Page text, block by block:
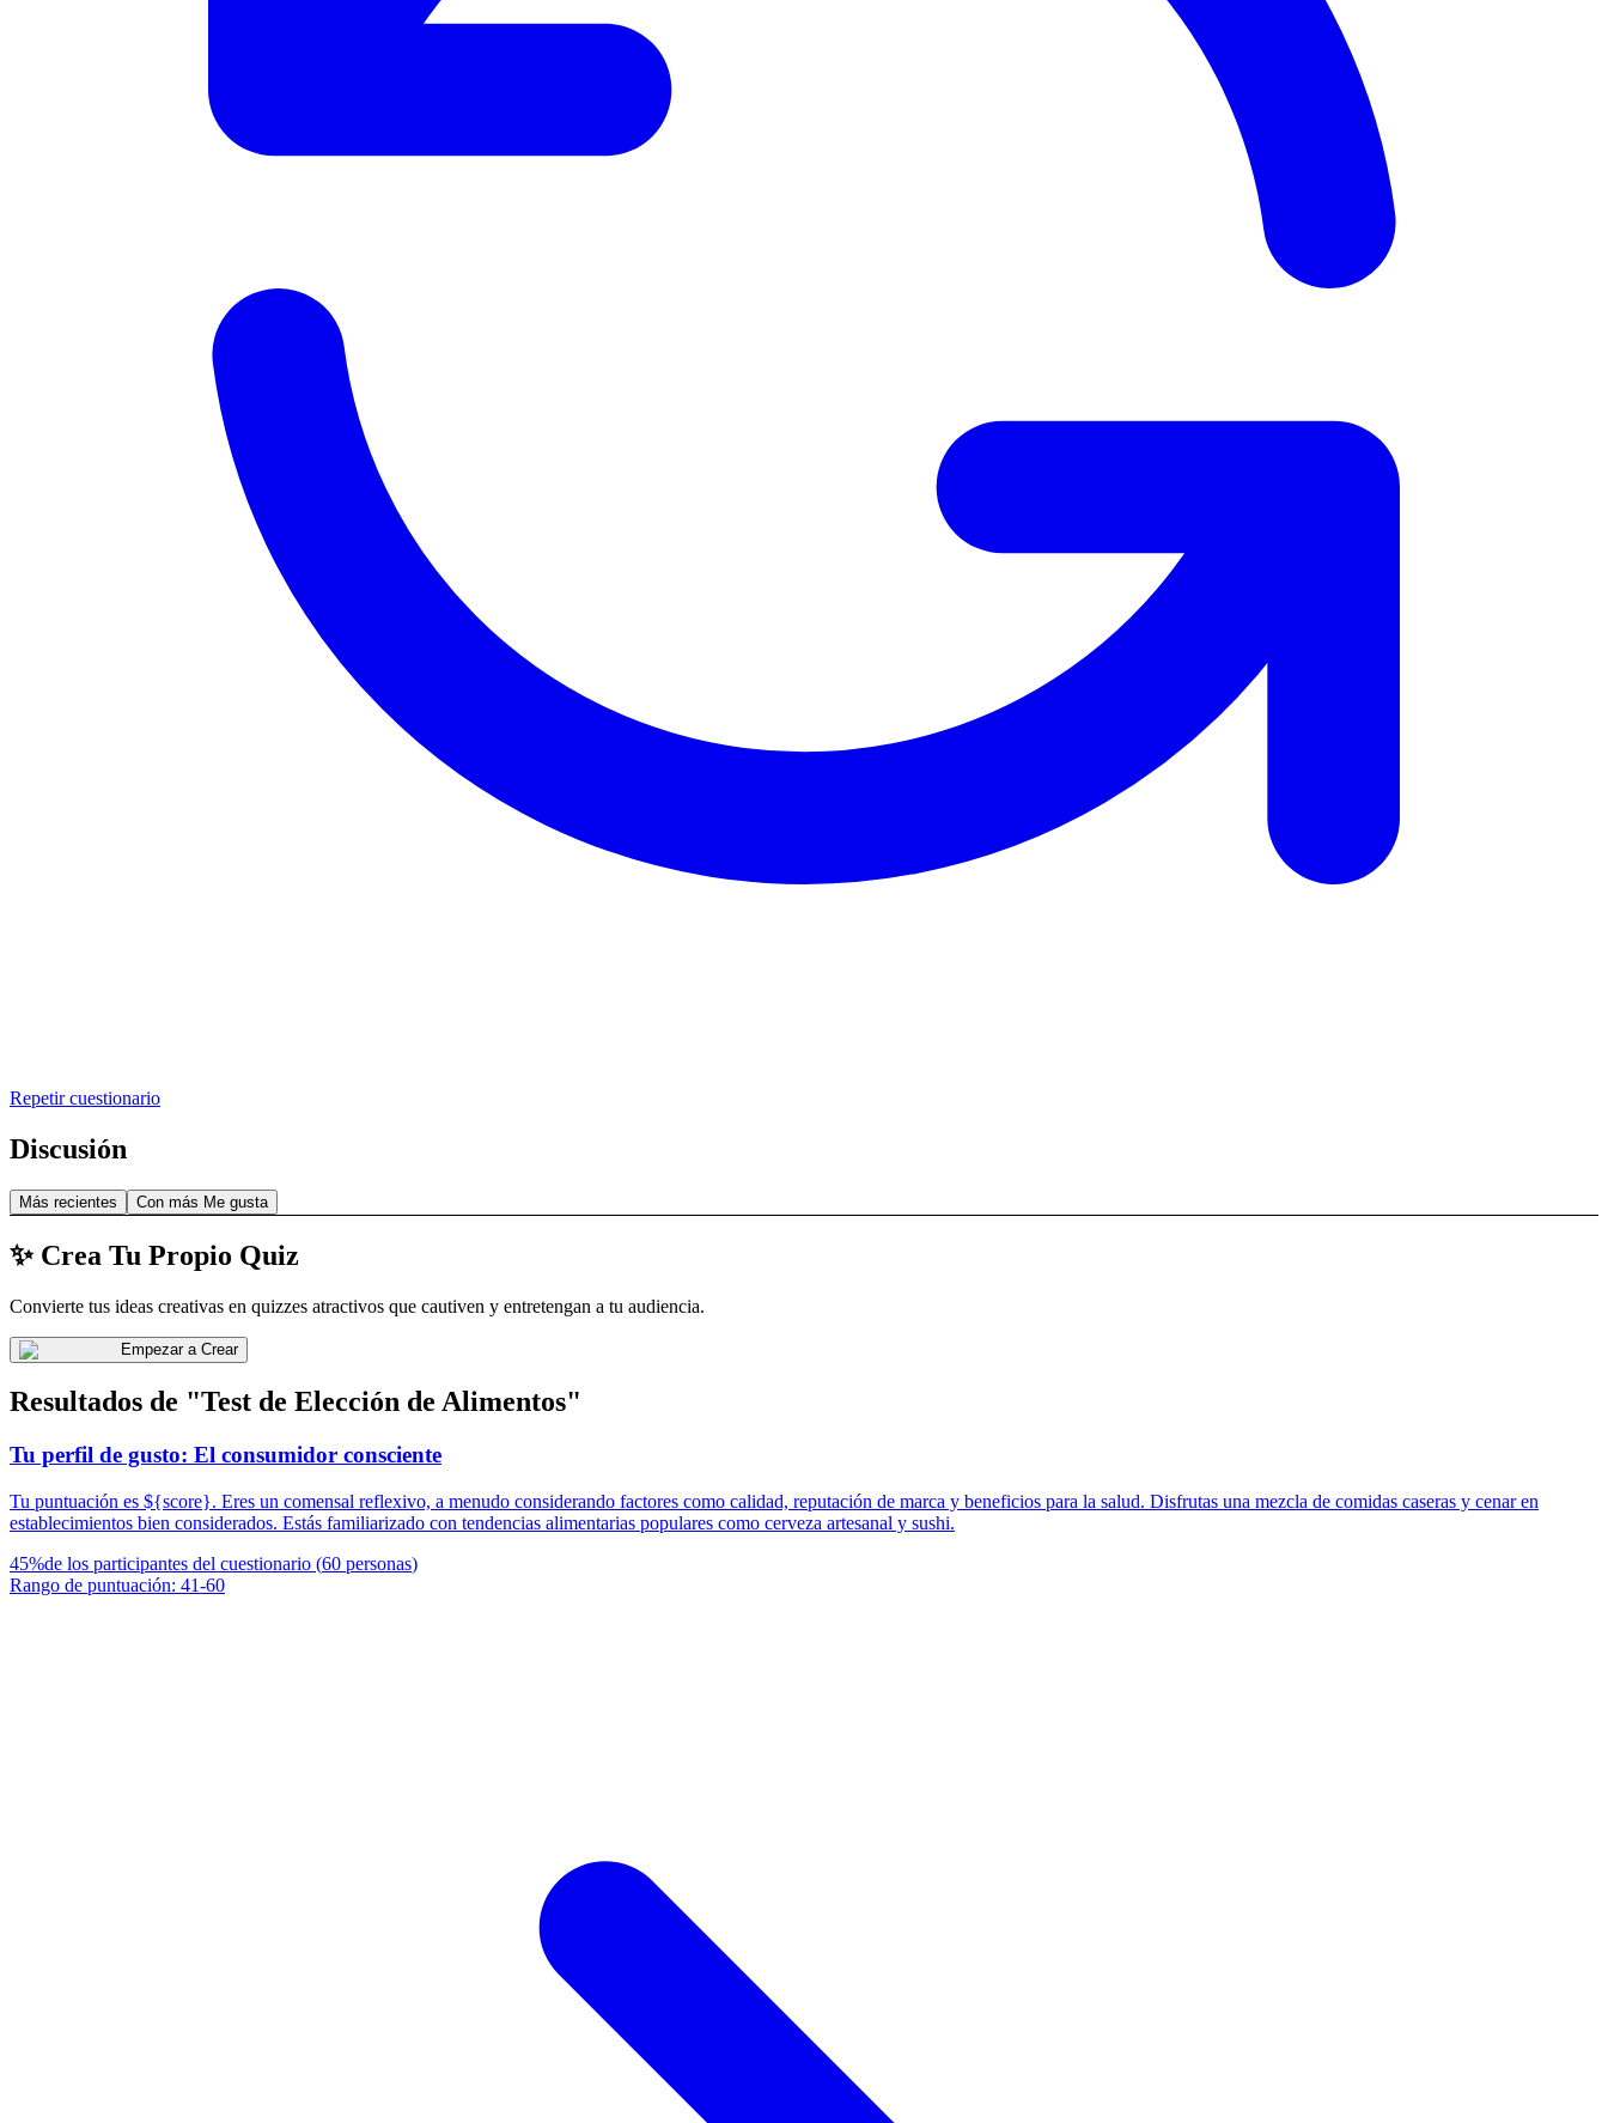
Repetir cuestionario
Discusión
Más recientes Con más Me gusta
✨ Crea Tu Propio Quiz
Convierte tus ideas creativas en quizzes atractivos que cautiven y entretengan a tu audiencia.
Empezar a Crear
Resultados de "Test de Elección de Alimentos"
Tu perfil de gusto: El consumidor consciente
Tu puntuación es ${score}. Eres un comensal reflexivo, a menudo considerando factores como calidad, reputación de marca y beneficios para la salud. Disfrutas una mezcla de comidas caseras y cenar en
establecimientos bien considerados. Estás familiarizado con tendencias alimentarias populares como cerveza artesanal y sushi.
45%de los participantes del cuestionario (60 personas)
Rango de puntuación: 41-60